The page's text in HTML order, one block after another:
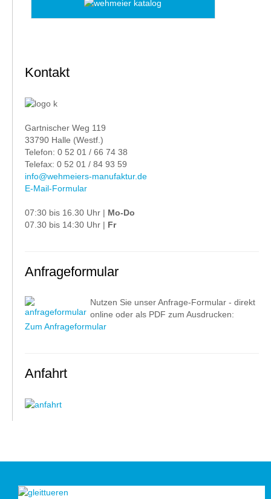
Kontakt
Gartnischer Weg 119
33790 Halle (Westf.)
Telefon: 0 52 01 / 66 74 38
Telefax: 0 52 01 / 84 93 59
info@wehmeiers-manufaktur.de
E-Mail-Formular
07:30 bis 16.30 Uhr | Mo-Do
07.30 bis 14:30 Uhr | Fr
Anfrageformular
Nutzen Sie unser Anfrage-Formular - direkt
online oder als PDF zum Ausdrucken:
Zum Anfrageformular
Anfahrt